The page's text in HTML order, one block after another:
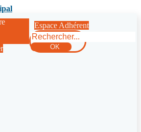
Espace Adhérent
Rechercher
OK